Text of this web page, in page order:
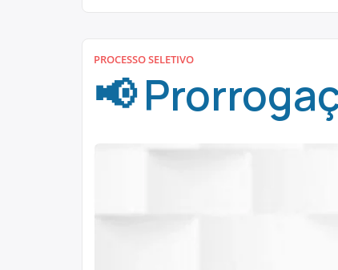
PROCESSO SELETIVO
📢